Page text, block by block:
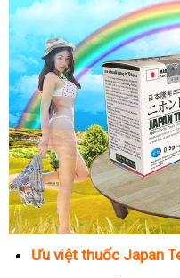
Ưu việt thuốc Japan